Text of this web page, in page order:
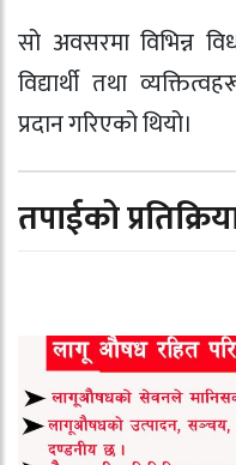
सो अवसरमा विभिन्न
विद्यार्थी तथा
प्रदान गरिएको थियो।
तपाईको